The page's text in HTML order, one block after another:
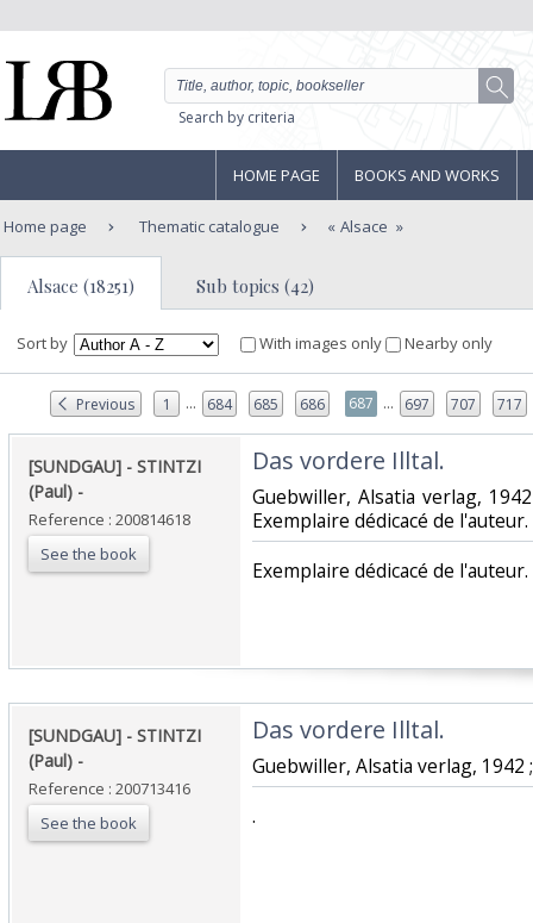
Search by criteria
HOME PAGE BOOKS AND WORKS
Home page Thematic catalogue Alsace
Alsace (18251) Sub topics (42)
Sort by With images only Nearby only
Previous 1 ... 684 685 686 687 ... 697 707 717
‎[SUNDGAU] - STINTZI
(Paul) - ‎
Reference : 200814618
See the book
‎Das vordere Illtal. ‎
‎Guebwiller, Alsatia verlag,
Exemplaire dédicacé de l'auteur.‎
‎Exemplaire dédicacé de l'auteur.‎
‎[SUNDGAU] - STINTZI
(Paul) - ‎
Reference : 200713416
See the book
‎Das vordere Illtal. ‎
‎Guebwiller, Alsatia verlag,
‎.‎